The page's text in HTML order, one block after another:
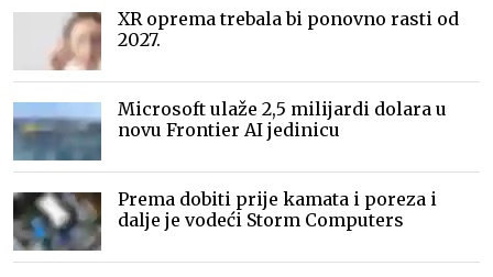
XR oprema trebala bi ponovno rasti od
2027.
Microsoft ulaže 2,5 milijardi dolara u
novu Frontier AI jedinicu
Prema dobiti prije kamata i poreza i
dalje je vodeći Storm Computers